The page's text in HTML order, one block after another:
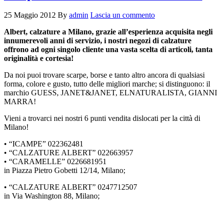
25 Maggio 2012 By admin Lascia un commento
Albert, calzature a Milano, grazie all’esperienza acquisita negli
innumerevoli anni di servizio, i nostri negozi di calzature
offrono ad ogni singolo cliente una vasta scelta di articoli, tanta
originalità e cortesia!
Da noi puoi trovare scarpe, borse e tanto altro ancora di qualsiasi
forma, colore e gusto, tutto delle migliori marche; si distinguono: il
marchio GUESS, JANET&JANET, ELNATURALISTA, GIANNI
MARRA!
Vieni a trovarci nei nostri 6 punti vendita dislocati per la città di
Milano!
• “ICAMPE” 022362481
• “CALZATURE ALBERT” 022663957
• “CARAMELLE” 0226681951
in Piazza Pietro Gobetti 12/14, Milano;
• “CALZATURE ALBERT” 0247712507
in Via Washington 88, Milano;